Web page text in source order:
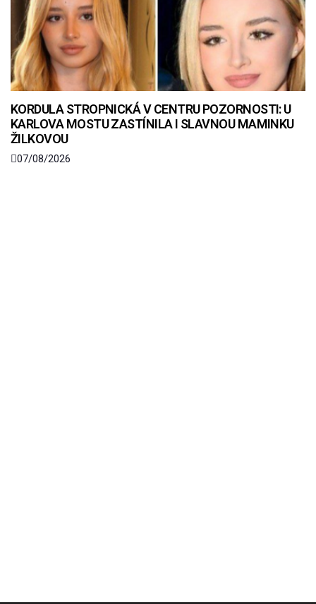
KORDULA STROPNICKÁ V CENTRU POZORNOSTI: U
KARLOVA MOSTU ZASTÍNILA I SLAVNOU MAMINKU
ŽILKOVOU
07/08/2026